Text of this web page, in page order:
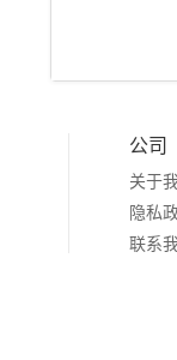
公司
关于
隐私
联系